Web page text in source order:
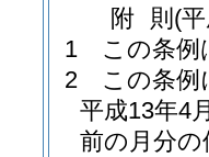
附 則 (
1
この条例
2
この条例
平成13年4
前の月分